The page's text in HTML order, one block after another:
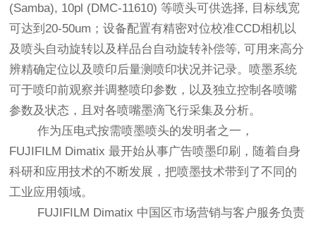
(Samba), 10pl (DMC-11610) 等喷头可供选择, 目标线宽
可达到20-50um；设备配置有精密对位校准CCD相机以
及喷头自动旋转以及样品台自动旋转补偿等, 可用来高分
辨精确定位以及喷印后量测喷印状况并记录。喷墨系统
可于喷印前观察并调整喷印参数，以及独立控制各喷嘴
参数及状态，且对各喷嘴墨滴飞行采集及分析。
作为压电式按需喷墨喷头的发明者之一，
FUJIFILM Dimatix 最开始从事广告喷墨印刷，随着自身
科研和应用技术的不断发展，把喷墨技术带到了不同的
工业应用领域。
FUJIFILM Dimatix 中国区市场营销与客户服务负责